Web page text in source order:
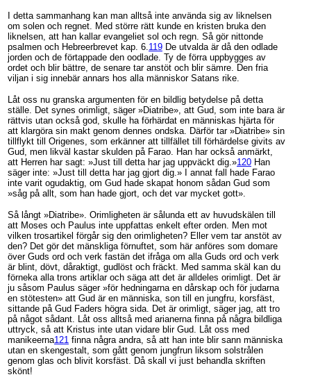
I detta sammanhang kan man alltså inte använda sig av liknelsen
om solen och regnet. Med större rätt kunde en kristen bruka den
liknelsen, att han kallar evangeliet sol och regn. Så gör nittonde
psalmen och Hebreerbrevet kap. 6.119 De utvalda är då den odlade
jorden och de förtappade den oodlade. Ty de förra uppbygges av
ordet och blir bättre, de senare tar anstöt och blir sämre. Den fria
viljan i sig innebär annars hos alla människor Satans rike.
Låt oss nu granska argumenten för en bildlig betydelse på detta
ställe. Det synes orimligt, säger »Diatribe», att Gud, som inte bara är
rättvis utan också god, skulle ha förhärdat en människas hjärta för
att klargöra sin makt genom dennes ondska. Därför tar »Diatribe» sin
tillflykt till Origenes, som erkänner att tillfället till förhärdelse givits av
Gud, men likväl kastar skulden på Farao. Han har också anmärkt,
att Herren har sagt: »Just till detta har jag uppväckt dig.»120 Han
säger inte: »Just till detta har jag gjort dig.» I annat fall hade Farao
inte varit ogudaktig, om Gud hade skapat honom sådan Gud som
»såg på allt, som han hade gjort, och det var mycket gott».
Så långt »Diatribe». Orimligheten är sålunda ett av huvudskälen till
att Moses och Paulus inte uppfattas enkelt efter orden. Men mot
vilken trosartikel förgår sig den orimligheten? Eller vem tar anstöt av
den? Det gör det mänskliga förnuftet, som här anföres som domare
över Guds ord och verk fastän det ifråga om alla Guds ord och verk
är blint, dövt, dåraktigt, gudlöst och fräckt. Med samma skäl kan du
förneka alla trons artiklar och säga att det är alldeles orimligt. Det är
ju såsom Paulus säger »för hedningarna en dårskap och för judarna
en stötesten» att Gud är en människa, son till en jungfru, korsfäst,
sittande på Gud Faders högra sida. Det är orimligt, säger jag, att tro
på något sådant. Låt oss alltså med arianerna finna på några bildliga
uttryck, så att Kristus inte utan vidare blir Gud. Låt oss med
manikeerna121 finna några andra, så att han inte blir sann människa
utan en skengestalt, som gått genom jungfrun liksom solstrålen
genom glas och blivit korsfäst. Då skall vi just behandla skriften
skönt!